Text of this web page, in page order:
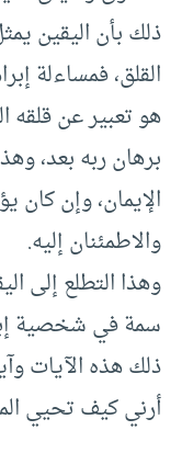
ذلك بأن اليقين
القلق، فمساءلة
هو تعبير عن قلقه
برهان ربه بعد،
الإيمان، وإن كان
والاطمئنان إليه.
وهذا التطلع إلى
سمة في شخصية
ذلك هذه الآيات
أرني كيف تحيي